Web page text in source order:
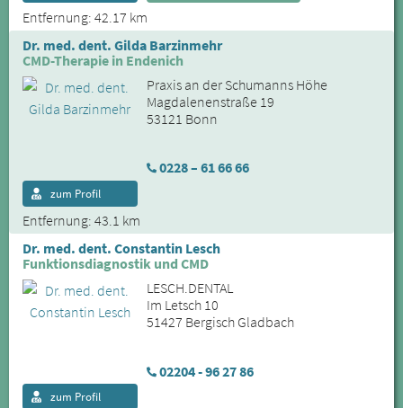
Entfernung: 42.17 km
Dr. med. dent. Gilda Barzinmehr
CMD-Therapie in Endenich
Praxis an der Schumanns Höhe
Magdalenenstraße 19
53121 Bonn
0228 – 61 66 66
Entfernung: 43.1 km
zum Profil
Dr. med. dent. Constantin Lesch
Funktionsdiagnostik und CMD
LESCH.DENTAL
Im Letsch 10
51427 Bergisch Gladbach
02204 - 96 27 86
zum Profil